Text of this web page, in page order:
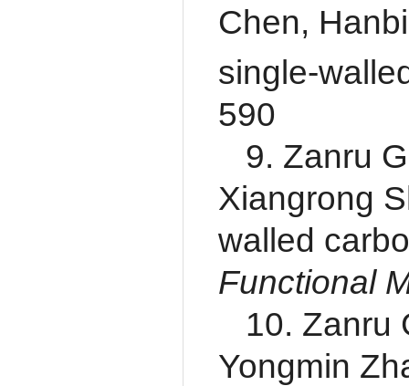
Chen,
single-
590
9. Zanru
Xiangrong
walled
Functional
10. Zanru
Yongmin